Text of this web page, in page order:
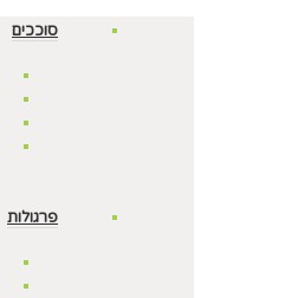
סוככים
פרגולות